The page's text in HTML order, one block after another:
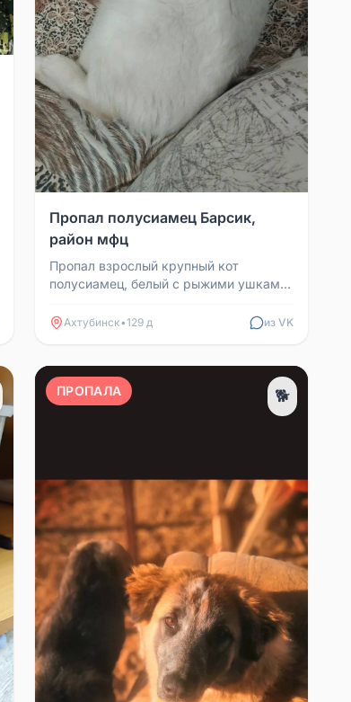
Пропал полусиамец Барсик,
район мфц
Пропал взрослый крупный кот
полусиамец, белый с рыжими ушками
голубые глаза. Откликается ...
Ахтубинск•129 д из VK
ПРОПАЛА 🐕